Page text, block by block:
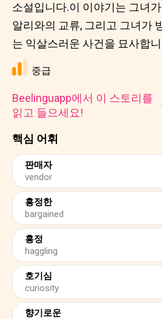
핵심 어휘
판매자
vendor
흥정한
bargained
흥정
haggling
호기심
curiosity
향기로운
소설입니다.이 이야기는 그녀
알리와의 교류, 그리고 그녀가
는 익살스러운 사건을 묘사합
중급
Beelinguapp에서 이 스토리를
읽고 들으세요!